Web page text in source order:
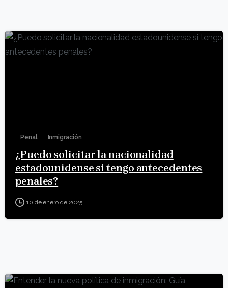
Penal Inmigración
¿Puedo solicitar la nacionalidad
estadounidense si tengo antecedentes
penales?
10 de enero de 2025